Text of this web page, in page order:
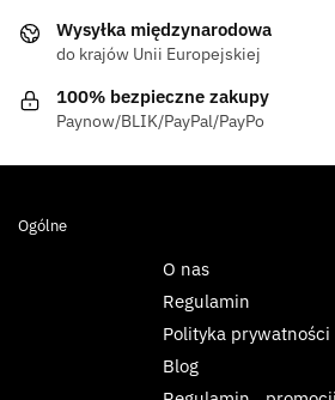
Wysyłka międzynarodowa
do krajów Unii Europejskiej
100% bezpieczne zakupy
Paynow/BLIK/PayPal/PayPo
Ogólne
O nas
Regulamin
Polityka prywatności
Blog